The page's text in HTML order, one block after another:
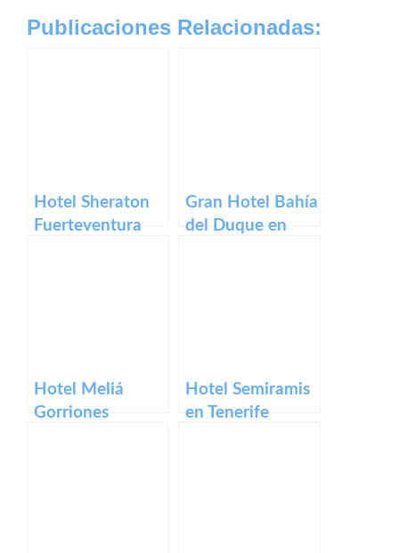
Publicaciones Relacionadas:
Hotel Sheraton
Fuerteventura
Gran Hotel Bahía
del Duque en
Hotel Meliá
Gorriones
Hotel Semiramis
en Tenerife